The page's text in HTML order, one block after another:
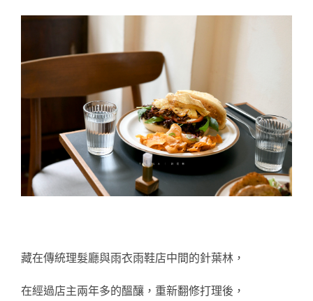
藏在傳統理髮廳與雨衣雨鞋店中間的針葉林，
在經過店主兩年多的醞釀，重新翻修打理後，